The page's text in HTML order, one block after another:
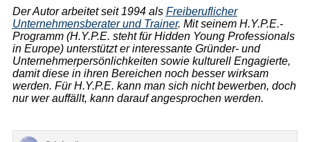
Der Autor arbeitet seit 1994 als Freiberuflicher
Unternehmensberater und Trainer. Mit seinem H.Y.P.E.-
Programm (H.Y.P.E. steht für Hidden Young Professionals
in Europe) unterstützt er interessante Gründer- und
Unternehmerpersönlichkeiten sowie kulturell Engagierte,
damit diese in ihren Bereichen noch besser wirksam
werden. Für H.Y.P.E. kann man sich nicht bewerben, doch
nur wer auffällt, kann darauf angesprochen werden.